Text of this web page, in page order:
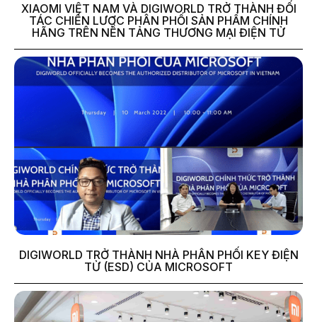
XIAOMI VIỆT NAM VÀ DIGIWORLD TRỞ THÀNH ĐỐI
TÁC CHIẾN LƯỢC PHÂN PHỐI SẢN PHẨM CHÍNH
HÃNG TRÊN NỀN TẢNG THƯƠNG MẠI ĐIỆN TỬ
DIGIWORLD TRỞ THÀNH NHÀ PHÂN PHỐI KEY ĐIỆN
TỬ (ESD) CỦA MICROSOFT